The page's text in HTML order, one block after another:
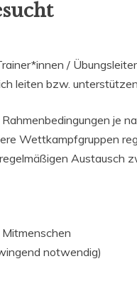
/
leiten bzw.
je
Wettkampfgruppen
Austausch
notwendig)